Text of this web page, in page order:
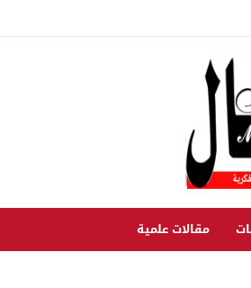
مقالات علمية